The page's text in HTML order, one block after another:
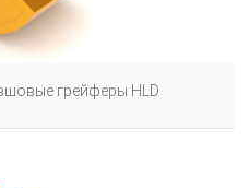
грейферы HLD